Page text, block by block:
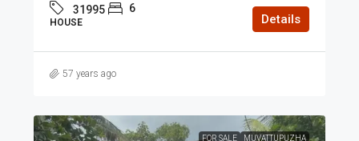
31995 6
HOUSE Details
57 years ago
FOR SALE MUVATTUPUZHA